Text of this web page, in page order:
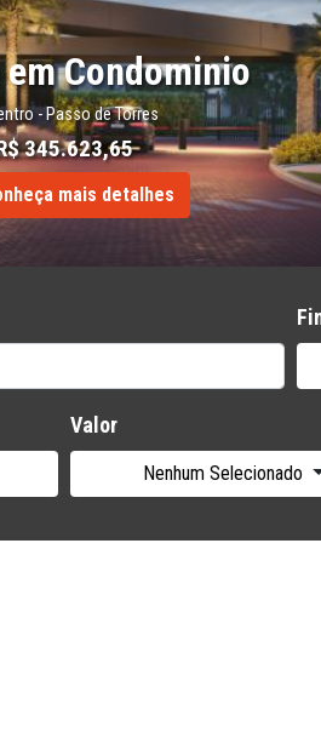
R$
Conheça
Valor
Nenhum Selecionado